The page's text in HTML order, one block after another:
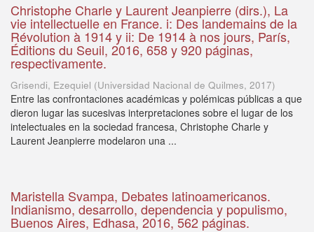
Christophe Charle y Laurent Jeanpierre (dirs.), La
vie intellectuelle en France. i: Des landemains de la
Révolution à 1914 y ii: De 1914 à nos jours, París,
Éditions du Seuil, 2016, 658 y 920 páginas,
respectivamente.
Grisendi, Ezequiel (Universidad Nacional de Quilmes, 2017)
Entre las confrontaciones académicas y polémicas públicas a que
dieron lugar las sucesivas interpretaciones sobre el lugar de los
intelectuales en la sociedad francesa, Christophe Charle y
Laurent Jeanpierre modelaron una ...
Maristella Svampa, Debates latinoamericanos.
Indianismo, desarrollo, dependencia y populismo,
Buenos Aires, Edhasa, 2016, 562 páginas.